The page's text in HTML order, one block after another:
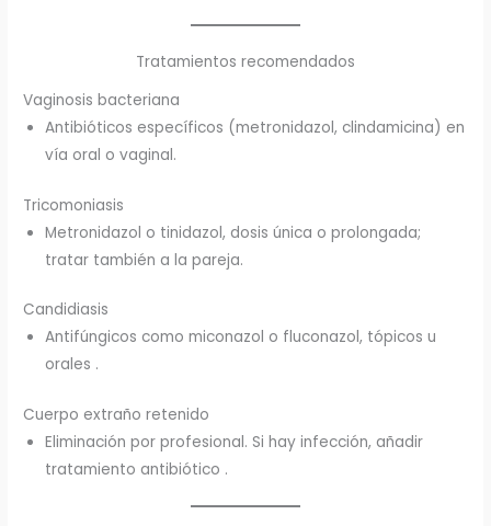
Tratamientos recomendados
Vaginosis bacteriana
Antibióticos específicos (metronidazol, clindamicina) en
vía oral o vaginal.
Tricomoniasis
Metronidazol o tinidazol, dosis única o prolongada;
tratar también a la pareja.
Candidiasis
Antifúngicos como miconazol o fluconazol, tópicos u
orales .
Cuerpo extraño retenido
Eliminación por profesional. Si hay infección, añadir
tratamiento antibiótico .